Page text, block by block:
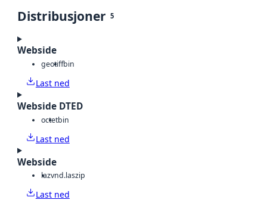
Distribusjoner 5
Webside
geotiffbin
Last ned
Webside DTED
octetbin
Last ned
Webside
lazvnd.laszip
Last ned